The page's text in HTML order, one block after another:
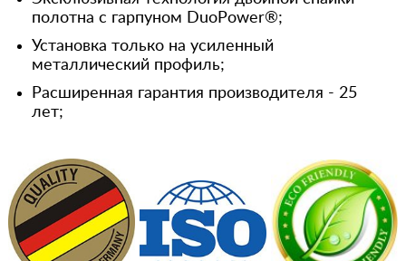
полотна с гарпуном DuoPower®;
Установка только на усиленный
металлический профиль;
Расширенная гарантия производителя - 25
лет;